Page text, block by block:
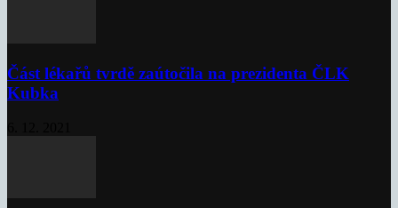
Část lékařů tvrdě zaútočila na prezidenta ČLK
Kubka